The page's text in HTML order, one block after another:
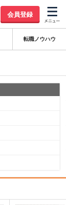
会員登録
転職ノウハウ